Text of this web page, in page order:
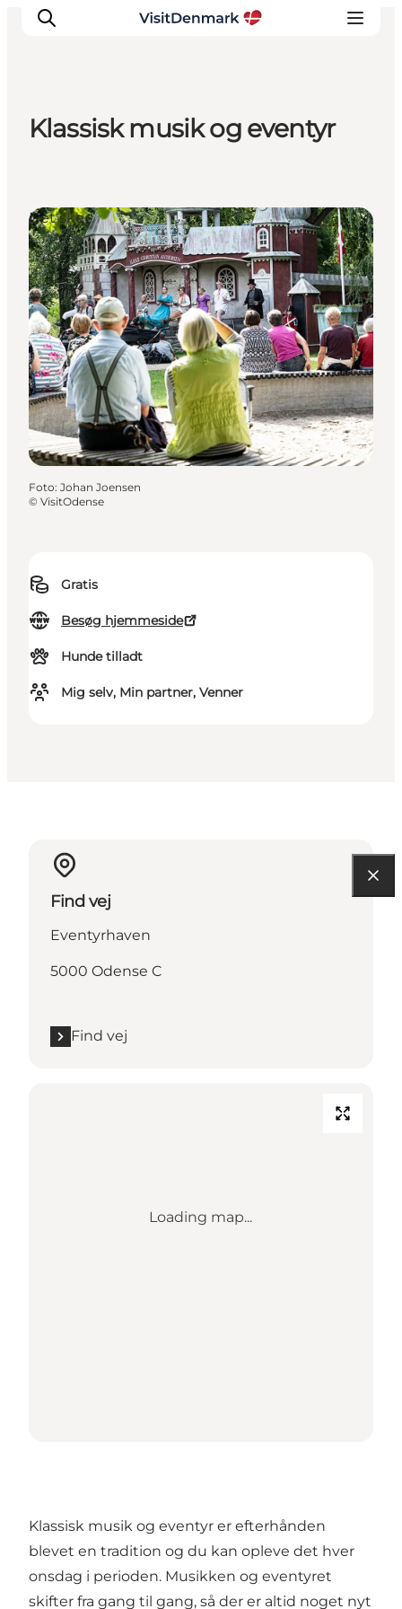
Oplevelser
Overnatning
Planlæg ferien
Klassisk musik og eventyr
Gratis
Besøg hjemmeside
Hunde tilladt
Mig selv, Min partner, Venner
Det sker
Foto: Johan Joensen
© VisitOdense
Find vej
Eventyrhaven
5000 Odense C
Find vej
Loading map...
Klassisk musik og eventyr er efterhånden
blevet en tradition og du kan opleve det hver
onsdag i perioden. Musikken og eventyret
skifter fra gang til gang, så der er altid noget nyt